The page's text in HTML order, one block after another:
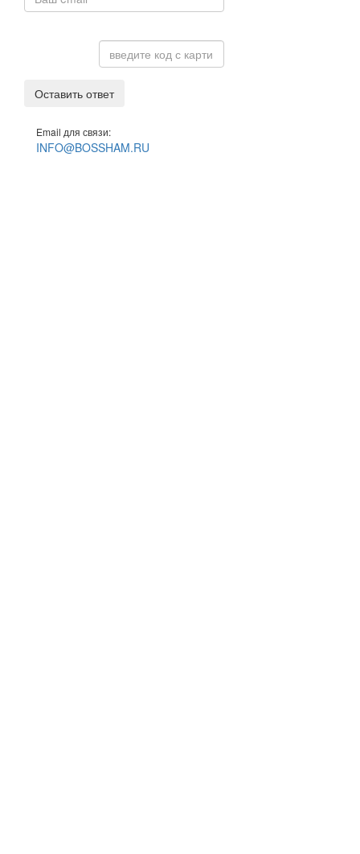
Оставить ответ
Email для связи:
INFO@BOSSHAM.RU